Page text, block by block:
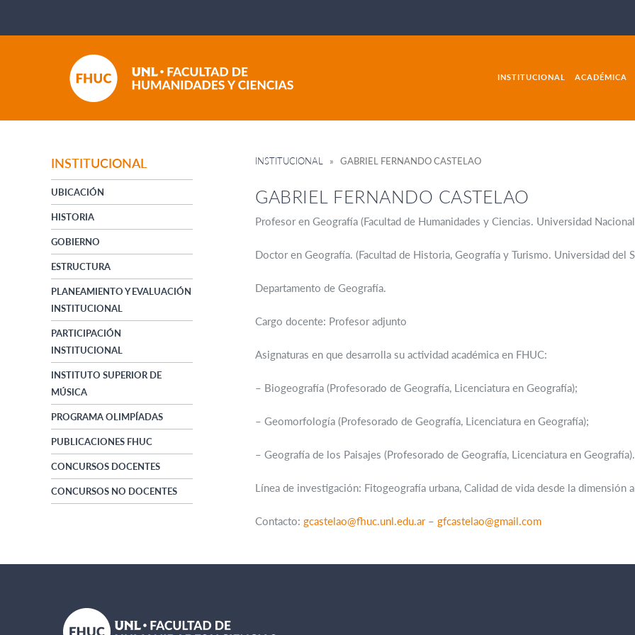
INSTITUCIONAL ACADÉMICA
INSTITUCIONAL
UBICACIÓN
HISTORIA
GOBIERNO
ESTRUCTURA
PLANEAMIENTO Y EVALUACIÓN
INSTITUCIONAL
PARTICIPACIÓN
INSTITUCIONAL
INSTITUTO SUPERIOR DE
MÚSICA
PROGRAMA OLIMPÍADAS
PUBLICACIONES FHUC
CONCURSOS DOCENTES
CONCURSOS NO DOCENTES
INSTITUCIONAL » GABRIEL FERNANDO CASTELAO
GABRIEL FERNANDO CASTELAO
Profesor en Geografía (Facultad de Humanidades y Ciencias. Universidad
Doctor en Geografía. (Facultad de Historia, Geografía y Turismo. Universidad del
Departamento de Geografía.
Cargo docente: Profesor adjunto
Asignaturas en que desarrolla su actividad académica en FHUC:
– Biogeografía (Profesorado de Geografía, Licenciatura en Geografía);
– Geomorfología (Profesorado de Geografía, Licenciatura en Geografía);
– Geografía de los Paisajes (Profesorado de Geografía, Licenciatura en Geografía).
Línea de investigación: Fitogeografía urbana, Calidad de vida desde la dimensión
Contacto: gcastelao@fhuc.unl.edu.ar– gfcastelao@gmail.com